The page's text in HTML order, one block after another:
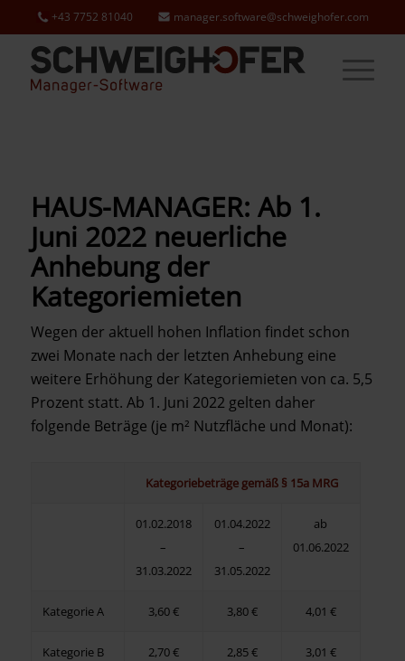
+43 7752 81040 manager.software@schweighofer.com
HAUS-MANAGER: Ab 1.
Juni 2022 neuerliche
Anhebung der
Kategoriemieten
Wegen der aktuell hohen Inflation findet schon
zwei Monate nach der letzten Anhebung eine
weitere Erhöhung der Kategoriemieten von ca. 5,5
Prozent statt. Ab 1. Juni 2022 gelten daher
folgende Beträge (je m² Nutzfläche und Monat):
Kategoriebeträge gemäß § 15a MRG
01.02.2018
–
31.03.2022
01.04.2022
–
31.05.2022
ab
01.06.2022
Kategorie A 3,60 € 3,80 € 4,01 €
Kategorie B 2,70 € 2,85 € 3,01 €